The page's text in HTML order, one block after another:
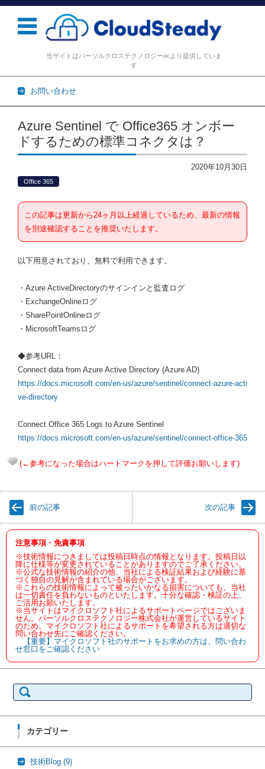
当サイトはパーソルクロステクノロジー㈱より提供していま
す
お問い合わせ
コンテンツに移動
Azure Sentinel で Office365 オンボー
ドするための標準コネクタは？
2020年10月30日
Office 365
この記事は更新から24ヶ月以上経過しているため、最新の情報
を別途確認することを推奨いたします。
以下用意されており、無料で利用できます。
・Azure ActiveDirectoryのサインインと監査ログ
・ExchangeOnlineログ
・SharePointOnlineログ
・MicrosoftTeamsログ
◆参考URL：
Connect data from Azure Active Directory (Azure AD)
https://docs.microsoft.com/en-us/azure/sentinel/connect-azure-acti
ve-directory
Connect Office 365 Logs to Azure Sentinel
https://docs.microsoft.com/en-us/azure/sentinel/connect-office-365
(←参考になった場合はハートマークを押して評価お願いします)
前の記事 次の記事
注意事項・免責事項
※技術情報につきましては投稿日時点の情報となります。投稿日以
降に仕様等が変更されていることがありますのでご了承ください。
※公式な技術情報の紹介の他、当社による検証結果および経験に基
づく独自の見解が含まれている場合がございます。
※これらの技術情報によって被ったいかなる損害についても、当社
は一切責任を負わないものといたします。十分な確認・検証の上、
ご活用お願いたします。
※当サイトはマイクロソフト社によるサポートページではございま
せん。パーソルクロステクノロジー株式会社が運営しているサイト
のため、マイクロソフト社によるサポートを希望される方は適切な
問い合わせ先にご確認ください。
【重要】マイクロソフト社のサポートをお求めの方は、問い合わ
せ窓口をご確認ください
索:
カテゴリー
技術Blog (9)